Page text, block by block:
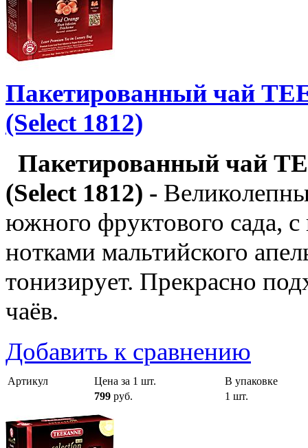
Пакетированный чай
(Select 1812)
Пакетированный чай
(Select 1812) -
южного фруктового сада,
нотками мальтийского
тонизирует. Прекрасно
чаёв.
Добавить к сравнению
Артикул Цена за 1 шт.
В упаковке
799 руб. 1 шт.